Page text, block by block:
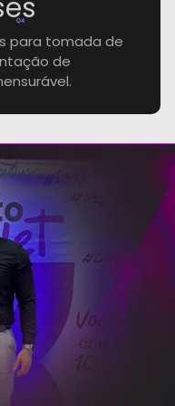
Q4
para tomada de
de